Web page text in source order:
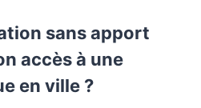
sans apport
accès à une
en ville ?